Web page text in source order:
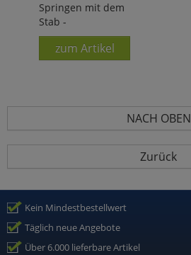
Springen mit dem
Stab -
zum Artikel
NACH OBEN
Zurück
Kein Mindestbestellwert
Täglich neue Angebote
Über 6.000 lieferbare Artikel